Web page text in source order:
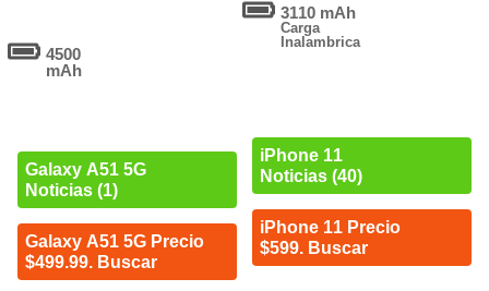
4500
mAh
Galaxy A51 5G
Noticias (1)
Galaxy A51 5G Precio
$499.99. Buscar
3110 mAh
Carga
Inalambrica
iPhone 11
Noticias (40)
iPhone 11 Precio
$599. Buscar